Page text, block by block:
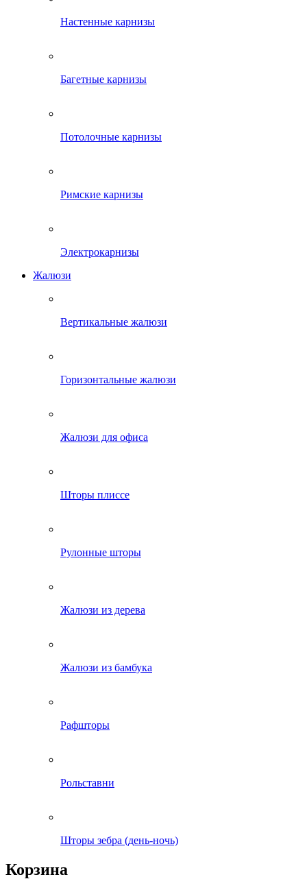
Настенные карнизы
Багетные карнизы
Потолочные карнизы
Римские карнизы
Электрокарнизы
Жалюзи
Вертикальные жалюзи
Горизонтальные жалюзи
Жалюзи для офиса
Шторы плиссе
Рулонные шторы
Жалюзи из дерева
Жалюзи из бамбука
Рафшторы
Рольставни
Шторы зебра (день-ночь)
Корзина